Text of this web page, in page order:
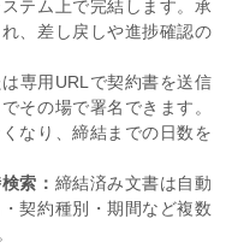
テム上で完結します。承
、差し戻しや進捗確認の
は専用URLで契約書を送信
その場で署名できます。
なり、締結までの日数を
索： 締結済み文書は自動
契約種別・期間など複数